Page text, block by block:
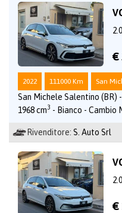
€
2022 111000 Km San
San Michele Salentino (BR)
1968 cm3 - Bianco - Cambio
Rivenditore: S. Auto Srl
€